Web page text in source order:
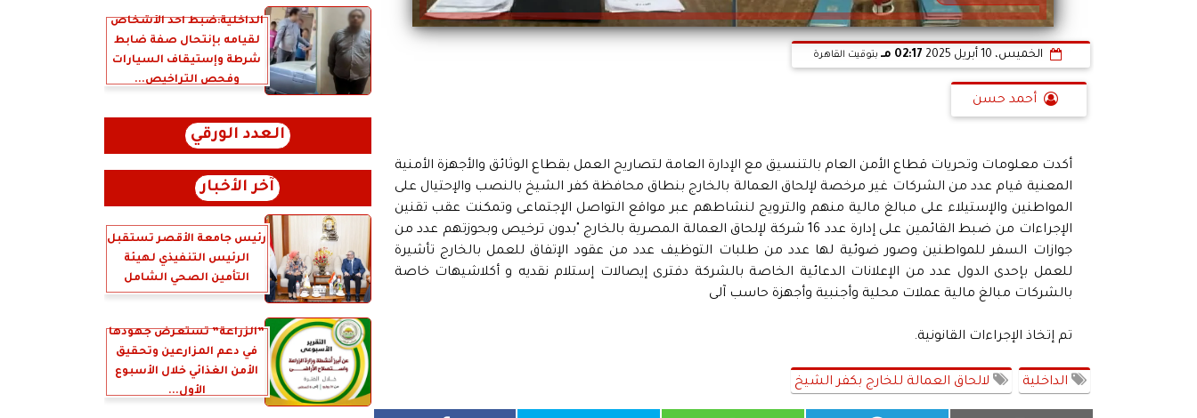
الخميس، 10 أبريل 2025 02:17 مـ بتوقيت القاهرة
أحمد حسن
أكدت معلومات وتحريات قطاع الأمن العام بالتنسيق مع الإدارة العامة لتصاريح العمل بقطاع الوثائق والأجهزة الأمنية
المعنية قيام عدد من الشركات غير مرخصة لإلحاق العمالة بالخارج بنطاق محافظة كفر الشيخ بالنصب والإحتيال على
المواطنين والإستيلاء على مبالغ مالية منهم والترويج لنشاطهم عبر مواقع التواصل الإجتماعى وتمكنت عقب تقنين
الإجراءات من ضبط القائمين على إدارة عدد 16 شركة لإلحاق العمالة المصرية بالخارج "بدون ترخيص وبحوزتهم عدد من
جوازات السفر للمواطنين وصور ضوئية لها عدد من طلبات التوظيف عدد من عقود الإتفاق للعمل بالخارج تأشيرة
للعمل بإحدى الدول عدد من الإعلانات الدعائية الخاصة بالشركة دفترى إيصالات إستلام نقديه و أكلاشيهات خاصة
بالشركات مبالغ مالية عملات محلية وأجنبية وأجهزة حاسب آلى
تم إتخاذ الإجراءات القانونية.
الداخلية لالحاق العمالة للخارج بكفر الشيخ
الداخلية:ضبط أحد الأشخاص
لقيامه بإنتحال صفة ضابط
شرطة وإستيقاف السيارات
وفحص التراخيص...
العدد الورقي
آخر الأخبار
رئيس جامعة الأقصر تستقبل
الرئيس التنفيذي لهيئة
التأمين الصحي الشامل
”الزراعة” تستعرض جهودها
في دعم المزارعين وتحقيق
الأمن الغذائي خلال الأسبوع
الأول...